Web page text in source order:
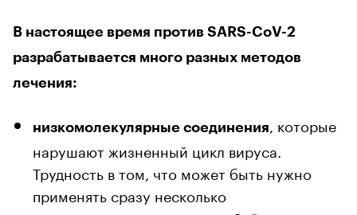
В настоящее время против SARS-CoV-2
разрабатывается много разных методов
лечения:
низкомолекулярные соединения
, которые
нарушают жизненный цикл вируса.
Трудность в том, что может быть нужно
применять сразу несколько